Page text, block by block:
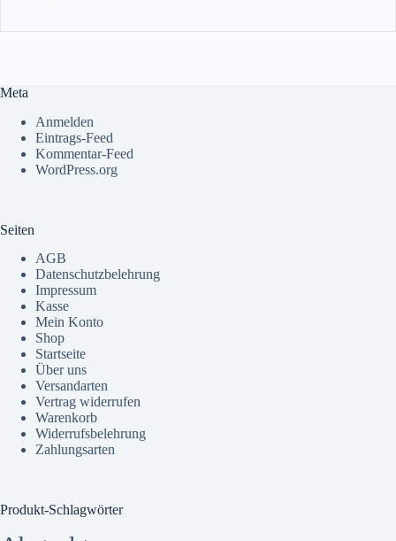
Meta
Anmelden
Eintrags-Feed
Kommentar-Feed
WordPress.org
Seiten
AGB
Datenschutzbelehrung
Impressum
Kasse
Mein Konto
Shop
Startseite
Über uns
Versandarten
Vertrag widerrufen
Warenkorb
Widerrufsbelehrung
Zahlungsarten
Produkt-Schlagwörter